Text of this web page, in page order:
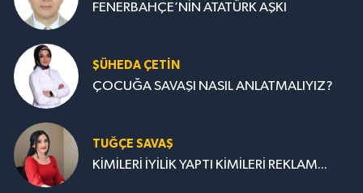
FENERBAHÇE’NİN ATATÜRK AŞKI
ŞÜHEDA ÇETİN
ÇOCUĞA SAVAŞI NASIL ANLATMALIYIZ?
TUĞÇE SAVAŞ
KİMİLERİ İYİLİK YAPTI KİMİLERİ REKLAM...